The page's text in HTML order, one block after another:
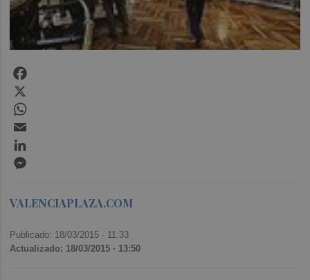
VALENCIAPLAZA.COM
Publicado: 18/03/2015 · 11:33
Actualizado: 18/03/2015 · 13:50